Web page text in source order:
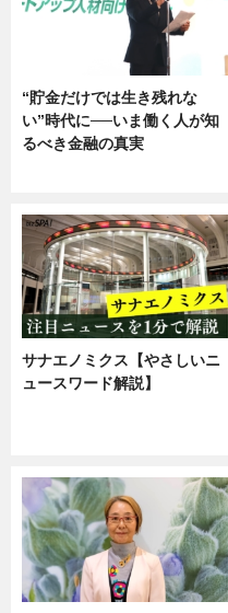
“貯金だけでは生き残れな
い”時代に──いま働く人が知
るべき金融の真実
サナエノミクス【やさしいニ
ュースワード解説】